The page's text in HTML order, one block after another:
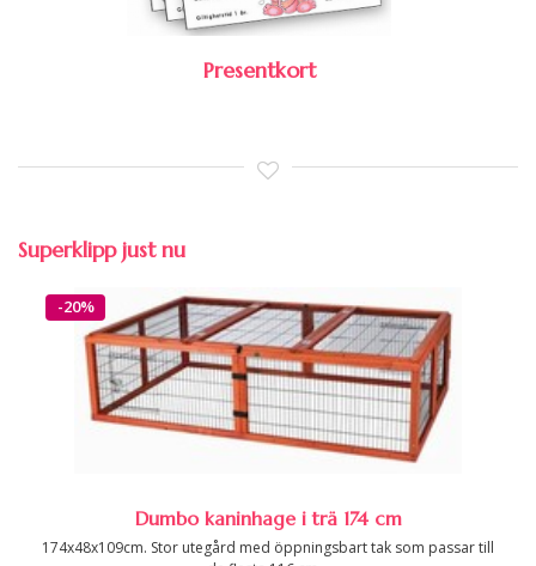
Presentkort
Superklipp just nu
-20%
Dumbo kaninhage i trä 174 cm
174x48x109cm. Stor utegård med öppningsbart tak som passar till